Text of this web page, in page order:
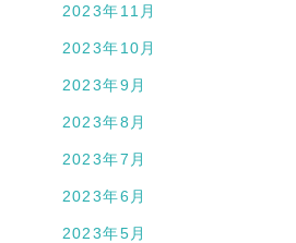
2023年11月
2023年10月
2023年9月
2023年8月
2023年7月
2023年6月
2023年5月